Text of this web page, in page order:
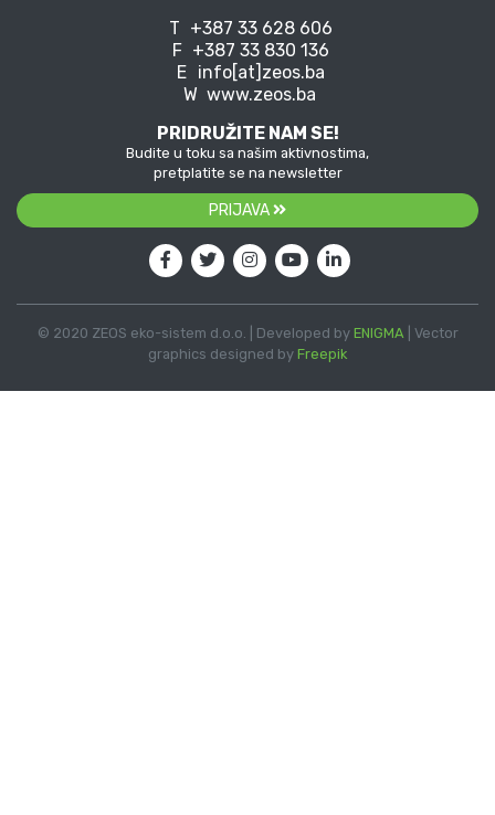
T +387 33 628 606
F +387 33 830 136
E info[at]zeos.ba
W www.zeos.ba
PRIDRUŽITE NAM SE!
Budite u toku sa našim aktivnostima,
pretplatite se na newsletter
PRIJAVA
© 2020 ZEOS eko-sistem d.o.o. | Developed by ENIGMA | Vector
graphics designed by Freepik